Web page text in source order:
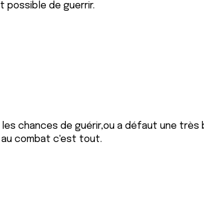
possible de guerrir.
chances de guérir,ou a défaut une très
combat c'est tout.